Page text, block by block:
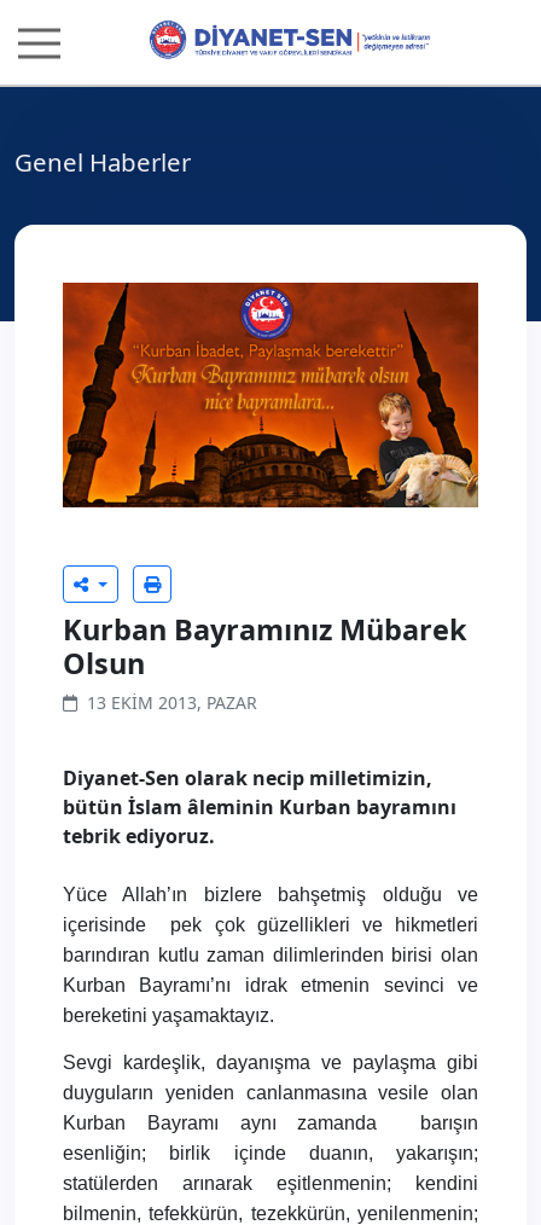
Genel Haberler
Kurban Bayramınız Mübarek
Olsun
13 EKIM 2013, PAZAR
Diyanet-Sen olarak necip milletimizin,
bütün İslam âleminin Kurban bayramını
tebrik ediyoruz.
Yüce Allah’ın bizlere bahşetmiş olduğu ve
içerisinde
pek çok güzellikleri ve hikmetleri
barındıran kutlu zaman dilimlerinden birisi olan
Kurban Bayramı’nı idrak etmenin sevinci ve
bereketini yaşamaktayız.
Sevgi kardeşlik, dayanışma ve paylaşma gibi
duyguların yeniden canlanmasına vesile olan
Kurban Bayramı aynı zamanda
barışın
esenliğin; birlik içinde duanın, yakarışın;
statülerden arınarak eşitlenmenin; kendini
bilmenin, tefekkürün, tezekkürün, yenilenmenin;